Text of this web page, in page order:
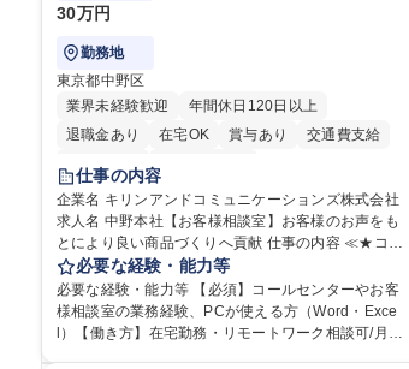
30万円
勤務地
東京都中野区
業界未経験歓迎
年間休日120日以上
退職金あり
在宅OK 賞与あり
交通費支給
土日祝休み
仕事の内容
企業名 キリンアンドコミュニケーションズ株式会社
求人名 中野本社【お客様相談室】お客様のお声をも
とにより良い商品づくりへ貢献 仕事の内容 ≪★コミ
ュニケーションを通してキリンのファンを増やしま
せんか？★≫ お客様のお声をより良い商品づくりに
活かしていく上で、窓口となるお客様相談室でのお
仕事です。 日々お客様からいただくキリングループ
必要な経験・能力等
必要な経験・能力等 【必須】コールセンターやお客
様相談室の業務経験、PCが使える方（Word・Exce
l）【働き方】在宅勤務・リモートワーク相談可/月平